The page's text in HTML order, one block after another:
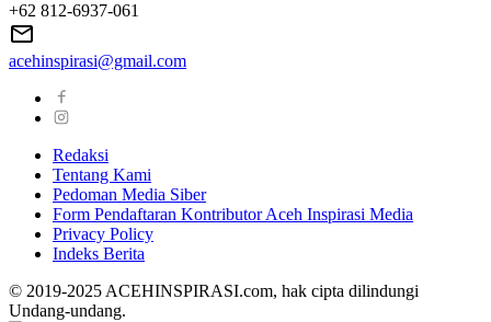
+62 812-6937-061
acehinspirasi@gmail.com
Redaksi
Tentang Kami
Pedoman Media Siber
Form Pendaftaran Kontributor Aceh Inspirasi Media
Privacy Policy
Indeks Berita
© 2019-2025 ACEHINSPIRASI.com, hak cipta dilindungi
Undang-undang.